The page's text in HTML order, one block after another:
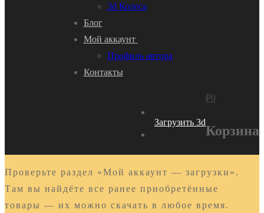
3d Колеса
Блог
Мой аккаунт
Профиль автора
Контакты
Загрузить 3d
₽0
Корзина
Проверьте раздел «Мой аккаунт — загрузки».
Там вы найдёте все ранее приобретённые
товары — их можно скачать в любое время.